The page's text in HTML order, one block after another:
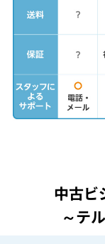
中古ビ
～テ